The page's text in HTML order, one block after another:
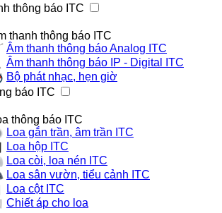
thông báo ITC
thanh thông báo ITC
Âm thanh thông báo Analog ITC
Âm thanh thông báo IP - Digital ITC
Bộ phát nhạc, hẹn giờ
báo ITC
thông báo ITC
Loa gắn trần, âm trần ITC
Loa hộp ITC
Loa còi, loa nén ITC
Loa sân vườn, tiểu cảnh ITC
Loa cột ITC
Chiết áp cho loa